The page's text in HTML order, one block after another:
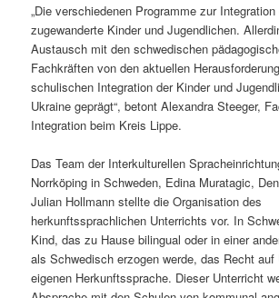
„Die verschiedenen Programme zur
zugewanderte Kinder und Jugendlichen.
Austausch mit den schwedischen
Fachkräften von den aktuellen
schulischen Integration der Kinder und
Ukraine geprägt“, betont Alexandra Steeger,
Integration beim Kreis Lippe.
Das Team der Interkulturellen
Norrköping in Schweden, Edina Muratagic,
Julian Hollmann stellte die Organisation des
herkunftssprachlichen Unterrichts vor. In
Kind, das zu Hause bilingual oder in einer
als Schwedisch erzogen werde, das Recht auf
eigenen Herkunftssprache. Dieser Unterricht